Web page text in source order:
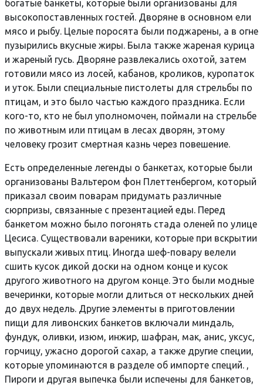
богатые банкеты, которые были организованы для
высокопоставленных гостей. Дворяне в основном ели
мясо и рыбу. Целые поросята были поджарены, а в огне
пузырились вкусные жиры. Была также жареная курица
и жареный гусь. Дворяне развлекались охотой, затем
готовили мясо из лосей, кабанов, кроликов, куропаток
и уток. Были специальные пистолеты для стрельбы по
птицам, и это было частью каждого праздника. Если
кого-то, кто не был уполномочен, поймали на стрельбе
по животным или птицам в лесах дворян, этому
человеку грозит смертная казнь через повешение.
Есть определенные легенды о банкетах, которые были
организованы Вальтером фон Плеттенбергом, который
приказал своим поварам придумать различные
сюрпризы, связанные с презентацией еды. Перед
банкетом можно было погонять стада оленей по улице
Цесиса. Существовали вареники, которые при вскрытии
выпускали живых птиц. Иногда шеф-повару велели
сшить кусок дикой доски на одном конце и кусок
другого животного на другом конце. Это были модные
вечеринки, которые могли длиться от нескольких дней
до двух недель. Другие элементы в приготовлении
пищи для ливонских банкетов включали миндаль,
фундук, оливки, изюм, инжир, шафран, мак, анис, уксус,
горчицу, ужасно дорогой сахар, а также другие специи,
которые упоминаются в разделе об импорте специй. ,
Пироги и другая выпечка были испечены для банкетов,